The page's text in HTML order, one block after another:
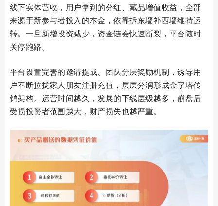
线下实体营收，用户拿到的分红、藏品增值收益，全部
来源于新参与者投入的本金，依靠拆东墙补西墙维持运
转。一旦新增投资减少，资金链会快速断裂，平台随时
关停跑路。
平台设置完善的邀请提成、团队分层奖励机制，诱导用
户不断拉拢家人朋友注册充值，层层分润形成金字塔传
销架构。运营时间越久，发展的下线层级越多，崩盘后
受损投资者范围越大，财产损失也越严重。